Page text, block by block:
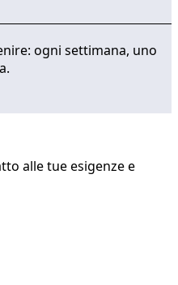
ogni settimana, uno
alle tue esigenze e